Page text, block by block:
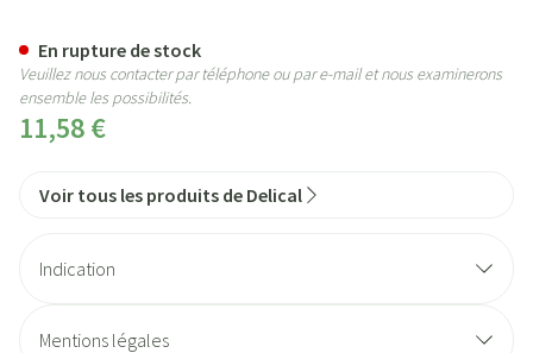
11,58 €
En rupture de stock
Veuillez nous contacter par téléphone ou par e-mail et nous examinerons
ensemble les possibilités.
Voir tous les produits de Delical
Indication
Mentions légales